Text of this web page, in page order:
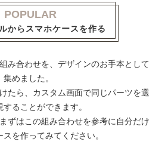
POPULAR
からスマホケースを作る
み合わせを、デザインのお手本として
集めました。
たら、カスタム画面で同じパーツを選
することができます。
ずはこの組み合わせを参考に自分だけ
を作ってみてください。